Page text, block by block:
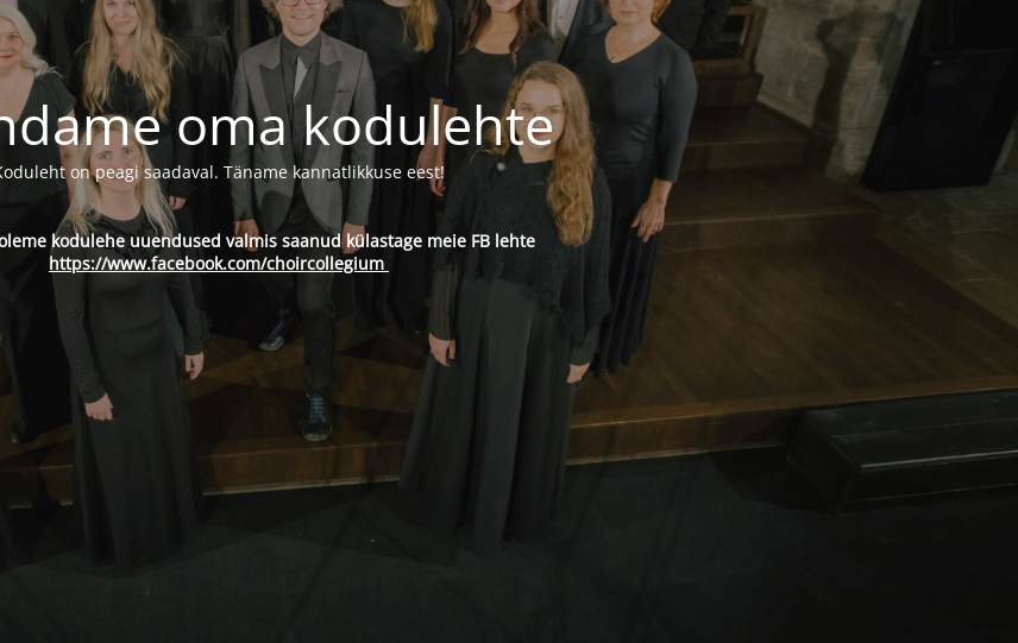
oma kodulehte
on peagi saadaval. Täname kannatlikkuse eest!
kodulehe uuendused valmis saanud külastage meie FB lehte
https://www.facebook.com/choircollegium